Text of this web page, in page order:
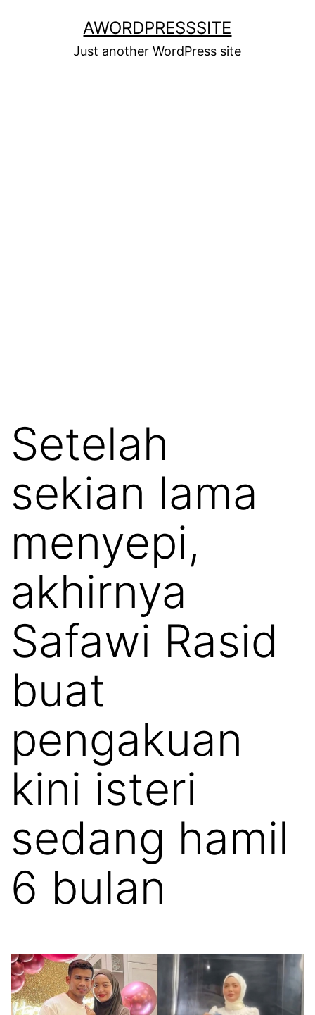
AWORDPRESSSITE
Just another WordPress site
Setelah
sekian lama
menyepi,
akhirnya
Safawi Rasid
buat
pengakuan
kini isteri
sedang hamil
6 bulan